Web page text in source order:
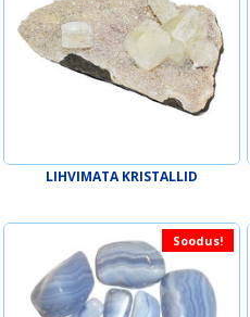
LIHVIMATA KRISTALLID
Soodus!